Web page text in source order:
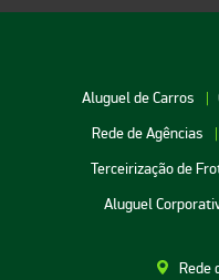
Aluguel de Carros
Rede de Agências
Terceirização de
Aluguel
Rede